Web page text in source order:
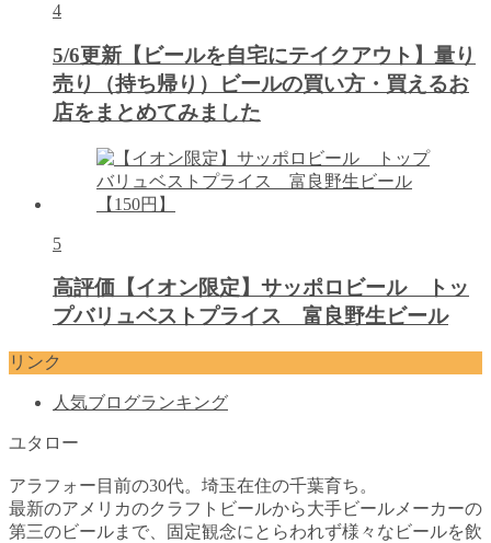
4
5/6更新【ビールを自宅にテイクアウト】量り
売り（持ち帰り）ビールの買い方・買えるお
店をまとめてみました
5
高評価【イオン限定】サッポロビール トッ
プバリュベストプライス 富良野生ビール
リンク
人気ブログランキング
ユタロー
アラフォー目前の30代。埼玉在住の千葉育ち。
最新のアメリカのクラフトビールから大手ビールメーカーの
第三のビールまで、固定観念にとらわれず様々なビールを飲